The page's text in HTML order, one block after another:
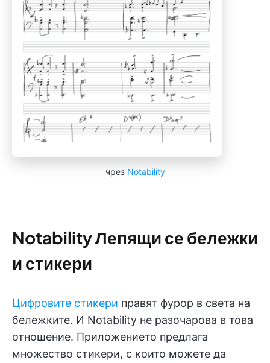
чрез Notability
Notability Лепящи се бележки
и стикери
Цифровите стикери правят фурор в света на
бележките. И Notability не разочарова в това
отношение. Приложението предлага
множество стикери, с които можете да